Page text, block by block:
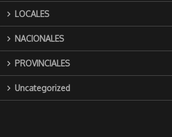
LOCALES
NACIONALES
PROVINCIALES
Uncategorized